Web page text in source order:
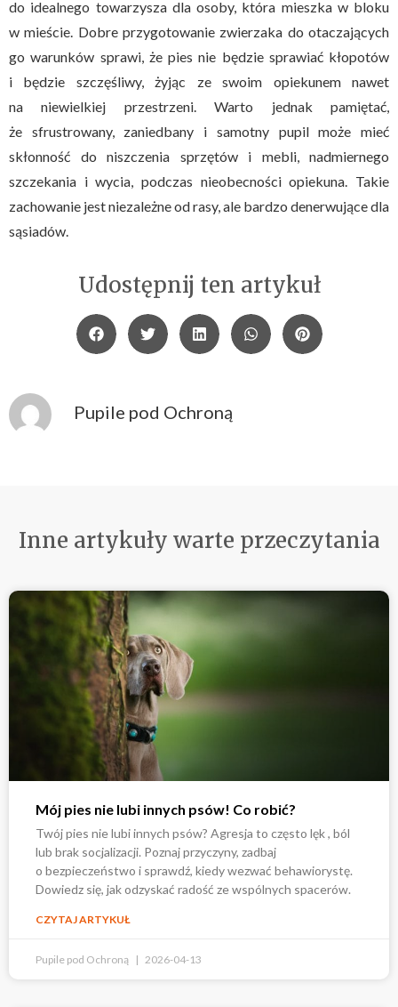
do idealnego towarzysza dla osoby, która mieszka w bloku
w mieście. Dobre przygotowanie zwierzaka do otaczających
go warunków sprawi, że pies nie będzie sprawiać kłopotów
i będzie szczęśliwy, żyjąc ze swoim opiekunem nawet
na niewielkiej przestrzeni. Warto jednak pamiętać,
że sfrustrowany, zaniedbany i samotny pupil może mieć
skłonność do niszczenia sprzętów i mebli, nadmiernego
szczekania i wycia, podczas nieobecności opiekuna. Takie
zachowanie jest niezależne od rasy, ale bardzo denerwujące dla
sąsiadów.
Udostępnij ten artykuł
Pupile pod Ochroną
Inne artykuły warte przeczytania
Mój pies nie lubi innych psów! Co robić?
Twój pies nie lubi innych psów? Agresja to często lęk , ból
lub brak socjalizacji. Poznaj przyczyny, zadbaj
o bezpieczeństwo i sprawdź, kiedy wezwać behawiorystę.
Dowiedz się, jak odzyskać radość ze wspólnych spacerów.
CZYTAJ ARTYKUŁ
Pupile pod Ochroną 2026-04-13